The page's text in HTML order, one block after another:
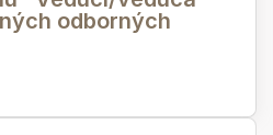
odborných